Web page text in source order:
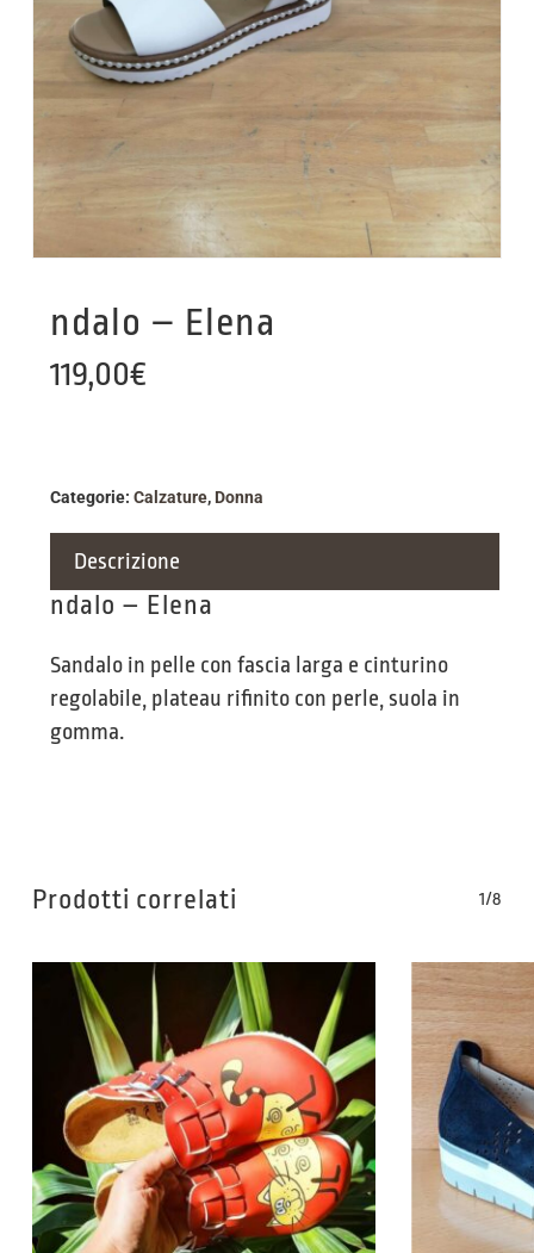
ndalo – Elena
119,00€
Categorie: Calzature, Donna
Descrizione
ndalo – Elena
Sandalo in pelle con fascia larga e cinturino
regolabile, plateau rifinito con perle, suola in
gomma.
Prodotti correlati 1/8